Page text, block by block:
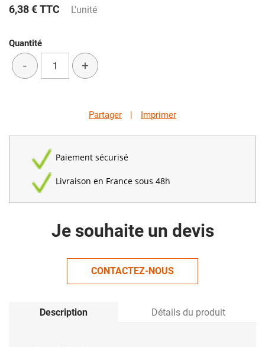
6,38 €TTC L'unité
Quantité
- +
Partager | Imprimer
Paiement sécurisé
Livraison en France sous 48h
Je souhaite un devis
CONTACTEZ-NOUS
Description Détails du produit